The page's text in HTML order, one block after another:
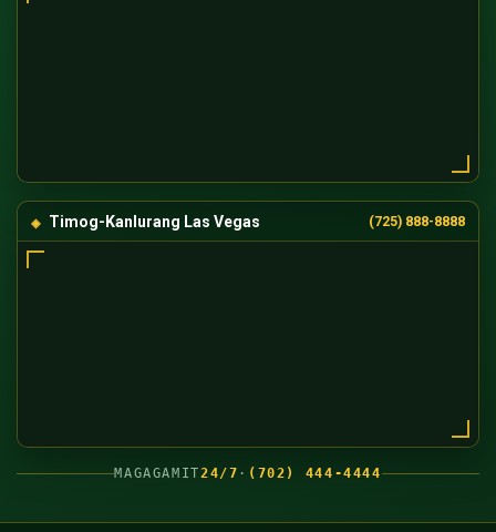
Timog-Kanlurang Las Vegas (725) 888-8888
MAGAGAMIT24/7 · (702) 444-4444